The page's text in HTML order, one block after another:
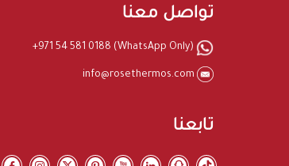
تواصل معنا
+971 54 581 0188 (WhatsApp Only)
تابعنا